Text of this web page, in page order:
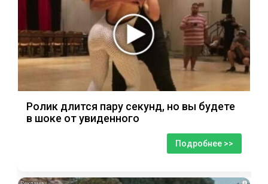
Ролик длится пару секунд, но вы будете
в шоке от увиденного
Подробнее >>
i